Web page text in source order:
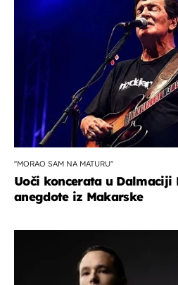
''MORAO SAM NA MATURU''
Uoči koncerata u Dalmaciji
anegdote iz Makarske